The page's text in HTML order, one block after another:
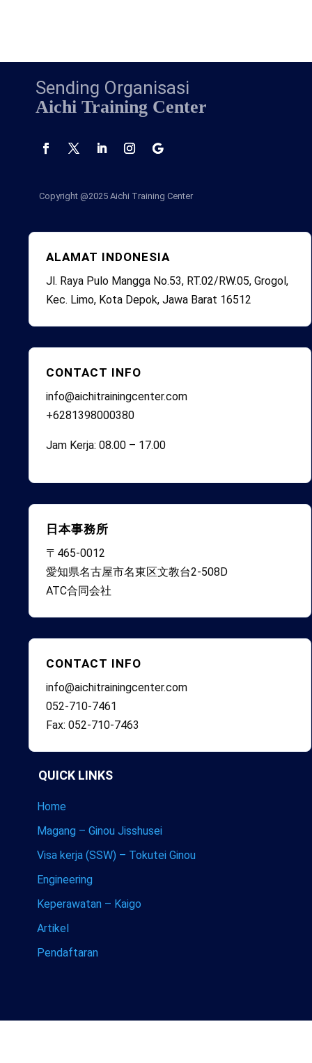
Sending Organisasi
Aichi Training Center
Copyright @2025 Aichi Training Center
ALAMAT INDONESIA
Jl. Raya Pulo Mangga No.53, RT.02/RW.05, Grogol,
Kec. Limo, Kota Depok, Jawa Barat 16512
CONTACT INFO
info@aichitrainingcenter.com
+6281398000380
Jam Kerja: 08.00 – 17.00
日本事務所
〒465-0012
愛知県名古屋市名東区文教台2-508D
ATC合同会社
CONTACT INFO
info@aichitrainingcenter.com
052-710-7461
Fax: 052-710-7463
QUICK LINKS
Home
Magang – Ginou Jisshusei
Visa kerja (SSW) – Tokutei Ginou
Engineering
Keperawatan – Kaigo
Artikel
Pendaftaran